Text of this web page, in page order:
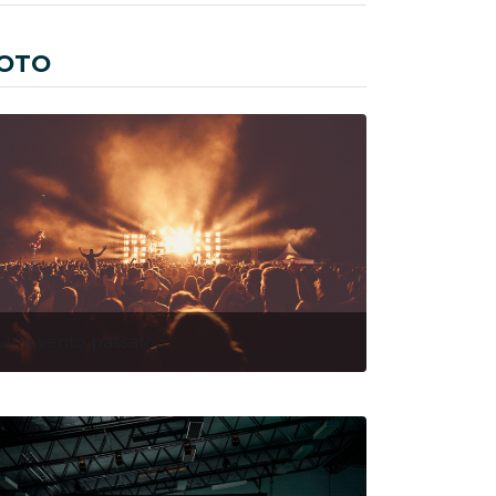
evento passato